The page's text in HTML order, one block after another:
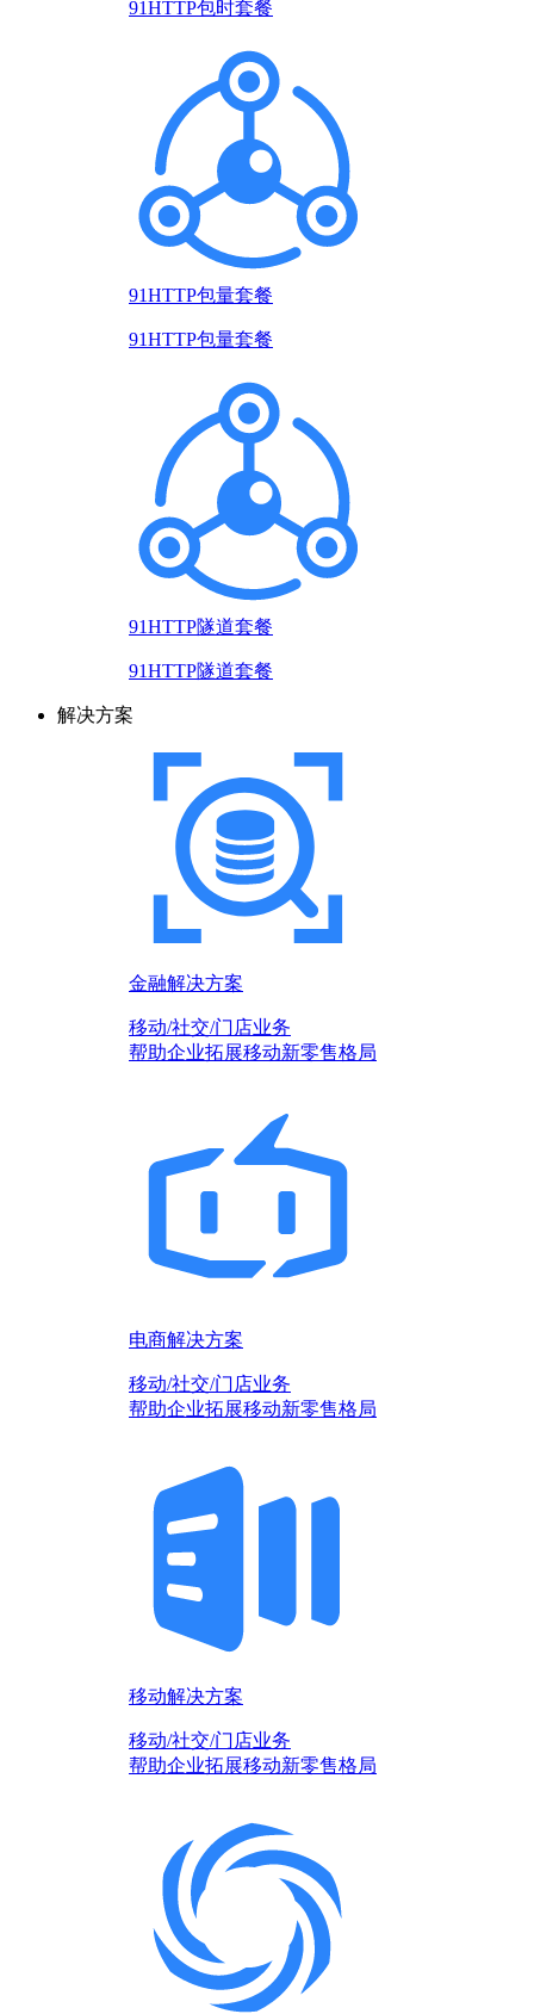
91HTTP包时套餐
91HTTP包量套餐
91HTTP包量套餐
91HTTP隧道套餐
91HTTP隧道套餐
解决方案
金融解决方案
移动/社交/门店业务
帮助企业拓展移动新零售格局
电商解决方案
移动/社交/门店业务
帮助企业拓展移动新零售格局
移动解决方案
移动/社交/门店业务
帮助企业拓展移动新零售格局